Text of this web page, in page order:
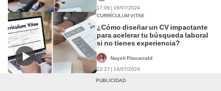
17:09 | 18/07/2024
CURRÍCULUM VITAE
¿Cómo diseñar un CV impactante
para acelerar tu búsqueda laboral
si no tienes experiencia?
Nayeli Fitzcarrald
22:27 | 14/07/2024